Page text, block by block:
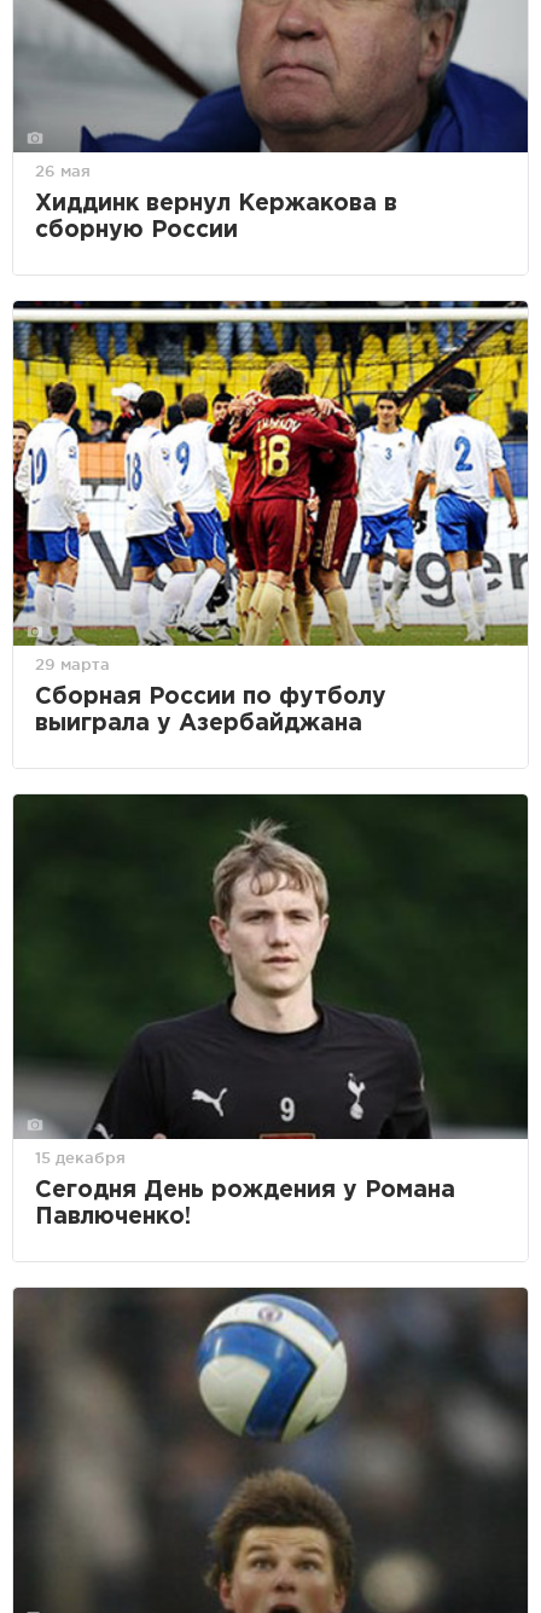
26 мая
Хиддинк вернул Кержакова в
сборную России
29 марта
Сборная России по футболу
выиграла у Азербайджана
15 декабря
Сегодня День рождения у Романа
Павлюченко!